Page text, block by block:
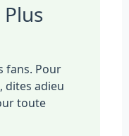
fans. Pour
, dites adieu
toute